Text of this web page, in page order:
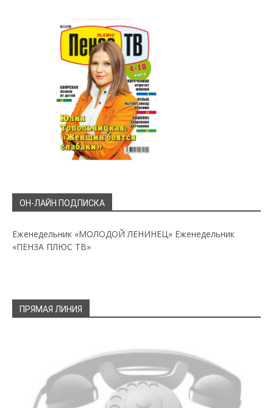
ОН-ЛАЙН ПОДПИСКА
Еженедельник «МОЛОДОЙ ЛЕНИНЕЦ» Еженедельник
«ПЕНЗА ПЛЮС ТВ»
ПРЯМАЯ ЛИНИЯ